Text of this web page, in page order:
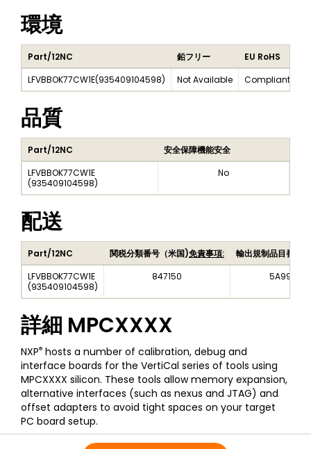
環境
Part/12NC 鉛フリー EU RoHS
LFVBBOK77CW1E(935409104598) Not Available Compliant
品質
Part/12NC
安全保障機能安全
LFVBBOK77CW1E
(935409104598)
No
配送
Part/12NC 関税分類番号（米国)免責事項:
輸出規制品目番号
LFVBBOK77CW1E
(935409104598)
847150 5A992C
詳細 MPCXXXX
NXP® hosts a number of calibration, debug and
interface boards for the VertiCal series of tools using
MPCXXXX silicon. These tools allow memory expansion,
alternative interfaces (such as nexus and JTAG) and
offset adapters to avoid tight spaces on your target
PC board setup.
MPCXXXX